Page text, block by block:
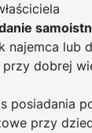
najemca lub
dobrej
posiadania
przy